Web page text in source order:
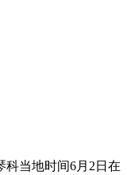
当地时间6月2日在